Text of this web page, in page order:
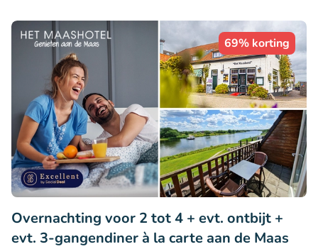
69% korting
Overnachting voor 2 tot 4 + evt. ontbijt +
evt. 3-gangendiner à la carte aan de Maas